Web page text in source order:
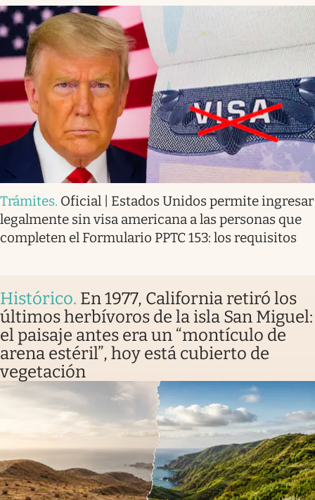
Trámites. Oficial | Estados Unidos permite ingresar
legalmente sin visa americana a las personas que
completen el Formulario PPTC 153: los requisitos
Histórico. En 1977, California retiró los
últimos herbívoros de la isla San Miguel:
el paisaje antes era un “montículo de
arena estéril”, hoy está cubierto de
vegetación